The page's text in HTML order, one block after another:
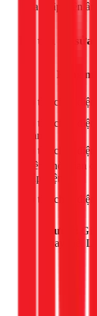
Sửa chập điện
Dò tìm và
Hạng
Dò tìm chập điện
Dò tìm chập điện
quan
Dò tìm chập điện
Thêm thời gian
chập điện
Dò tìm chập
Lưu ý:
thay thế.